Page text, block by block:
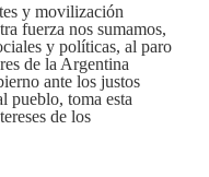
y movilización
fuerza nos sumamos,
y políticas, al paro
de la Argentina
ante los justos
pueblo, toma esta
de los